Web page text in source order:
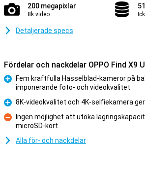
200 megapixlar
8k video
Detaljerade specs
Fördelar och nackdelar OPPO Find X9
Fördelar
Fem kraftfulla Hasselblad-kameror på
imponerande foto- och videokvalitet
Fördelar
8K-videokvalitet och 4K-selfiekamera
Nackdelar
Ingen möjlighet att utöka
microSD-kort
Alla för- och nackdelar